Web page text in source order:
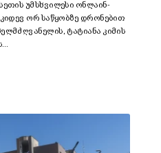
უმსხვილესი ონლაინ-
ორ საწყობზე დრონებით
ტატიანა კიმის